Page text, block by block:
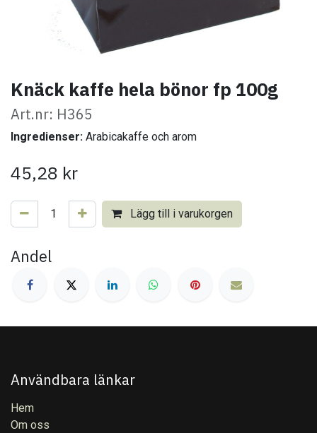
Knäck kaffe hela bönor fp 100g
Art.nr: H365
Ingredienser: Arabicakaffe och arom
45,28 kr
Lägg till i varukorgen
Andel
Användbara länkar
Hem
Om oss